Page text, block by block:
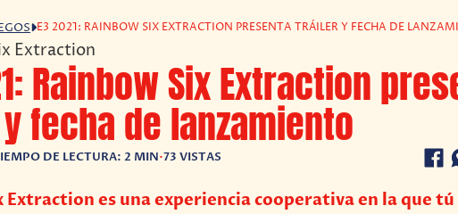
E3 2021: RAINBOW SIX EXTRACTION PRESENTA TRÁILER Y FECHA DE
Rainbow Six Extraction
fecha de lanzamiento
DE LECTURA: 2 MIN•73 VISTAS
Extraction es una experiencia cooperativa en la que tú